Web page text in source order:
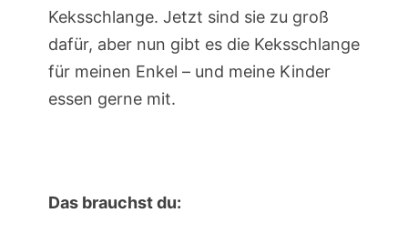
Keksschlange. Jetzt sind sie zu groß
dafür, aber nun gibt es die Keksschlange
für meinen Enkel – und meine Kinder
essen gerne mit.
Das brauchst du: